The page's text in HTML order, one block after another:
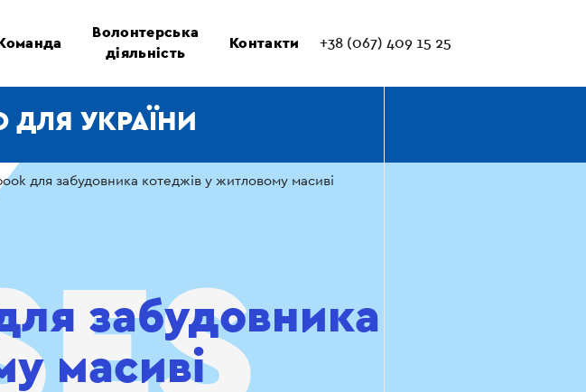
Волонтерська
діяльність
Контакти +38 (067) 409 15 25
УКРАЇНИ
для забудовника котеджів у житловому масиві
забудовника
масиві